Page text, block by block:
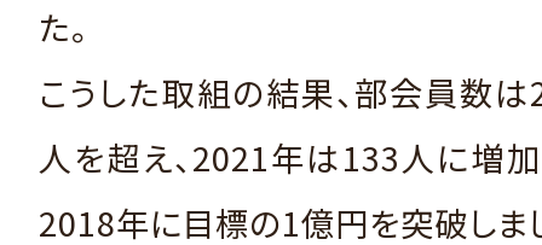
た。
こうした取組の結果、部会員数
人を超え、2021年は133人に増
2018年に目標の1億円を突破しま